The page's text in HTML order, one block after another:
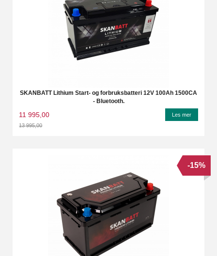
SKANBATT Lithium Start- og forbruksbatteri 12V 100Ah 1500CA
- Bluetooth.
11 995,00
13 995,00
Les mer
-15%